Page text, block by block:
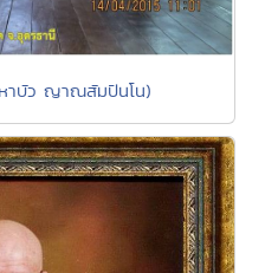
าบัว ญาณสัมปันโน)